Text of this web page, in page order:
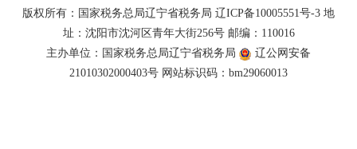
版权所有：国家税务总局辽宁省税务局 辽ICP备10005551号-3 地
址：沈阳市沈河区青年大街256号 邮编：110016
主办单位：国家税务总局辽宁省税务局
辽公网安备
21010302000403号 网站标识码：bm29060013